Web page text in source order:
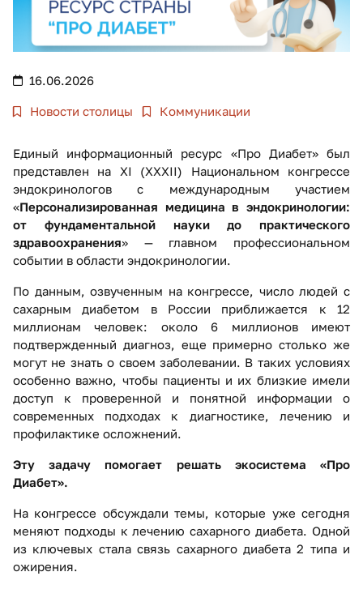
16.06.2026
Новости столицы Коммуникации
Единый информационный ресурс «Про Диабет» был
представлен на XI (XXXII) Национальном конгрессе
эндокринологов с международным участием
«Персонализированная медицина в эндокринологии:
от фундаментальной науки до практического
здравоохранения» — главном профессиональном
событии в области эндокринологии.
По данным, озвученным на конгрессе, число людей с
сахарным диабетом в России приближается к 12
миллионам человек: около 6 миллионов имеют
подтвержденный диагноз, еще примерно столько же
могут не знать о своем заболевании. В таких условиях
особенно важно, чтобы пациенты и их близкие имели
доступ к проверенной и понятной информации о
современных подходах к диагностике, лечению и
профилактике осложнений.
Эту задачу помогает решать экосистема «Про
Диабет».
На конгрессе обсуждали темы, которые уже сегодня
меняют подходы к лечению сахарного диабета. Одной
из ключевых стала связь сахарного диабета 2 типа и
ожирения.